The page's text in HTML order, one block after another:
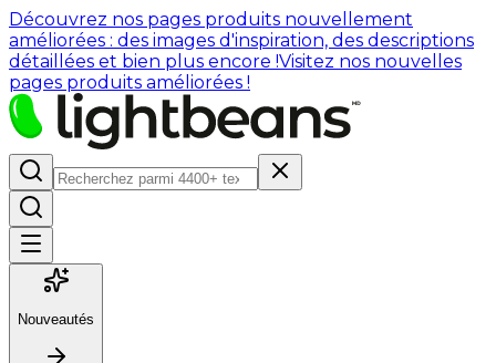
Découvrez nos pages produits nouvellement
améliorées : des images d'inspiration, des descriptions
détaillées et bien plus encore !Visitez nos nouvelles
pages produits améliorées !
Nouveautés